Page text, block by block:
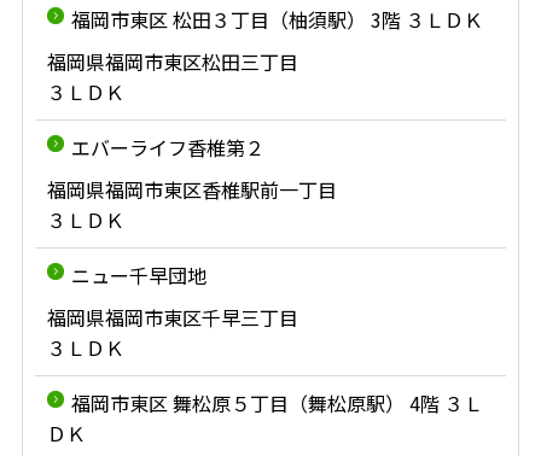
福岡市東区 松田３丁目（柚須駅） 3階 ３ＬＤＫ
福岡県福岡市東区松田三丁目
３ＬＤＫ
エバーライフ香椎第２
福岡県福岡市東区香椎駅前一丁目
３ＬＤＫ
ニュー千早団地
福岡県福岡市東区千早三丁目
３ＬＤＫ
福岡市東区 舞松原５丁目（舞松原駅） 4階 ３Ｌ
ＤＫ